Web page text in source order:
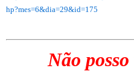
hp?mes=6&dia=29&id=175
Não